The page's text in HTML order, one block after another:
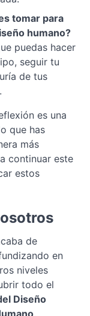
tomar para
humano?
puedas hacer
seguir tu
de tus
es una
que has
más
continuar este
estos
de
en
niveles
todo el
Diseño
,